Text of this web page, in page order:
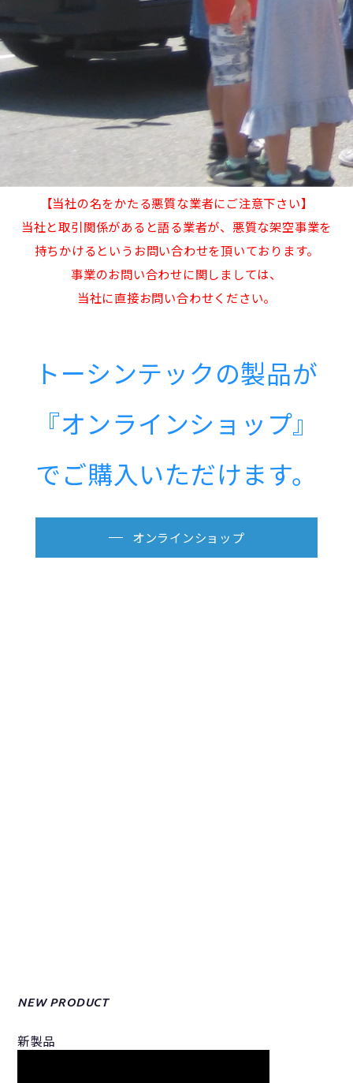
【当社の名をかたる悪質な業者にご注意下さい】
当社と取引関係があると語る業者が、悪質な架空事業を
持ちかけるというお問い合わせを頂いております。
事業のお問い合わせに関しましては、
当社に直接お問い合わせください。
トーシンテックの製品が
『オンラインショップ』
でご購入いただけます。
オンラインショップ
NEW PRODUCT
新製品